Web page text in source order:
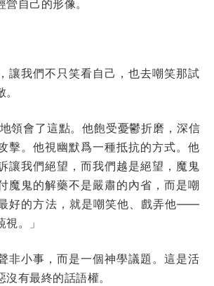
自己的形像。
讓我們不只笑看自己，也去嘲笑那試
領會了這點。他飽受憂鬱折磨，深信
擊。他視幽默爲一種抵抗的方式。他
讓我們絕望，而我們越是絕望，魔鬼
魔鬼的解藥不是嚴肅的內省，而是嘲
好的方法，就是嘲笑他、戲弄他——
。」
非小事，而是一個神學議題。這是活
有最終的話語權。